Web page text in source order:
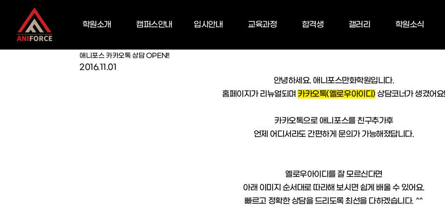
학원소개 캠퍼스안내 입시안내 교육과정 합격생 갤러리 학원소식
Acodemy News
공지사항
포스뉴스
애니포스 TV
애니포스 카카오톡 상담 OPEN!!
2016.11.01
안녕하세요. 애니포스만화학원입니다.
홈페이지가 리뉴얼되며 카카오톡(옐로우아이디) 상담코너가 생겼어요!
카카오톡으로 애니포스를 친구추가후
언제 어디서라도 간편하게 문의가 가능해졌답니다.
옐로우아이디를 잘 모르신다면
아래 이미지 순서대로 따라해 보시면 쉽게 배울 수 있어요.
빠르고 정확한 상담을 드리도록 최선을 다하겠습니다. ^^